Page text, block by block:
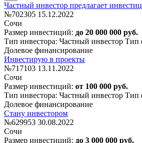
Частный инвестор предлагает
№702305 15.12.2022
Сочи
Размер инвестиций: до 20 000 000 руб.
Тип инвестора: Частный инвестор Тип
Долевое финансирование
Инвестирую в проекты
№717103 13.11.2022
Сочи
Размер инвестиций: от 100 000 руб.
Тип инвестора: Частный инвестор Тип
Долевое финансирование
Стану инвестором
№629953 30.08.2022
Сочи
Размер инвестиций: до 3 000 000 руб.